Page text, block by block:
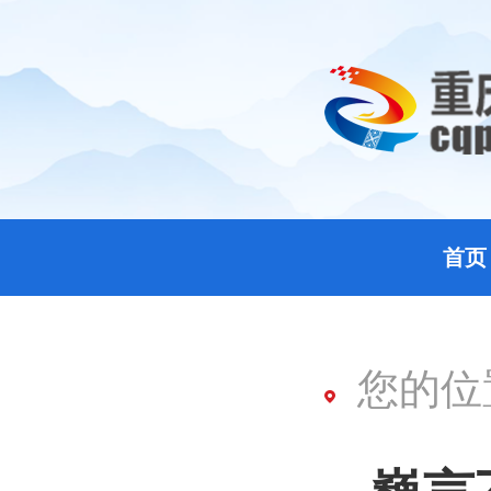
首页
您的